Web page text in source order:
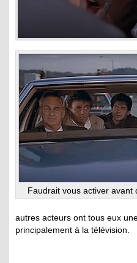
Faudrait vous activer avant
autres acteurs ont tous eux
principalement à la télévision.